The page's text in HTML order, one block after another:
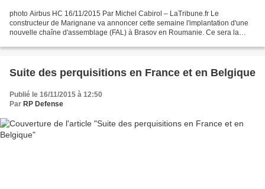
photo Airbus HC 16/11/2015 Par Michel Cabirol – LaTribune.fr Le
constructeur de Marignane va annoncer cette semaine l'implantation d'une
nouvelle chaîne d'assemblage (FAL) à Brasov en Roumanie. Ce sera la
Suite des perquisitions en France et en Belgique
Publié le 16/11/2015 à 12:50
Par RP Defense